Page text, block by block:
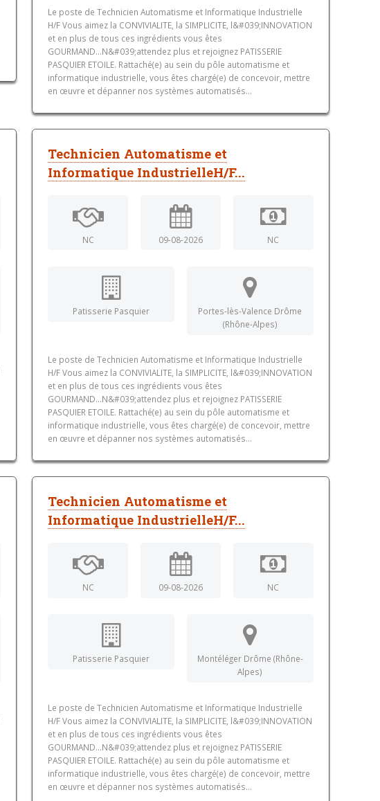
Le poste de Technicien Automatisme et Informatique Industrielle
H/F Vous aimez la CONVIVIALITE, la SIMPLICITE, l&#039;INNOVATION
et en plus de tous ces ingrédients vous êtes
GOURMAND...N&#039;attendez plus et rejoignez PATISSERIE
PASQUIER ETOILE. Rattaché(e) au sein du pôle automatisme et
informatique industrielle, vous êtes chargé(e) de concevoir, mettre
en œuvre et dépanner nos systèmes automatisés...
Technicien Automatisme et
Informatique IndustrielleH/F...
NC 09-08-2026 NC
Patisserie Pasquier
Portes-lès-Valence Drôme
(Rhône-Alpes)
Le poste de Technicien Automatisme et Informatique Industrielle
H/F Vous aimez la CONVIVIALITE, la SIMPLICITE, l&#039;INNOVATION
et en plus de tous ces ingrédients vous êtes
GOURMAND...N&#039;attendez plus et rejoignez PATISSERIE
PASQUIER ETOILE. Rattaché(e) au sein du pôle automatisme et
informatique industrielle, vous êtes chargé(e) de concevoir, mettre
en œuvre et dépanner nos systèmes automatisés...
Technicien Automatisme et
Informatique IndustrielleH/F...
NC 09-08-2026 NC
Patisserie Pasquier
Montéléger Drôme (Rhône-
Alpes)
Le poste de Technicien Automatisme et Informatique Industrielle
H/F Vous aimez la CONVIVIALITE, la SIMPLICITE, l&#039;INNOVATION
et en plus de tous ces ingrédients vous êtes
GOURMAND...N&#039;attendez plus et rejoignez PATISSERIE
PASQUIER ETOILE. Rattaché(e) au sein du pôle automatisme et
informatique industrielle, vous êtes chargé(e) de concevoir, mettre
en œuvre et dépanner nos systèmes automatisés...